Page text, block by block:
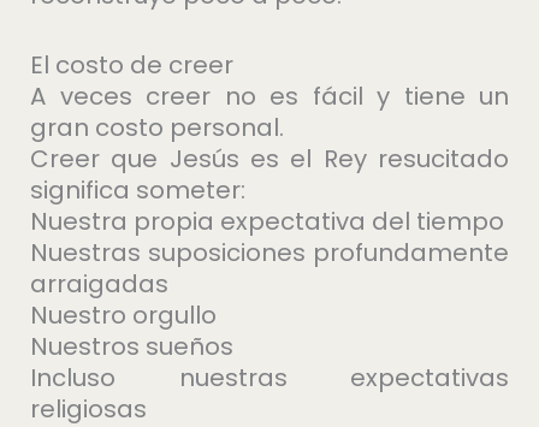
El costo de creer
A veces creer no es fácil y tiene un
gran costo personal.
Creer que Jesús es el Rey resucitado
significa someter:
Nuestra propia expectativa del tiempo
Nuestras suposiciones profundamente
arraigadas
Nuestro orgullo
Nuestros sueños
Incluso nuestras expectativas
religiosas